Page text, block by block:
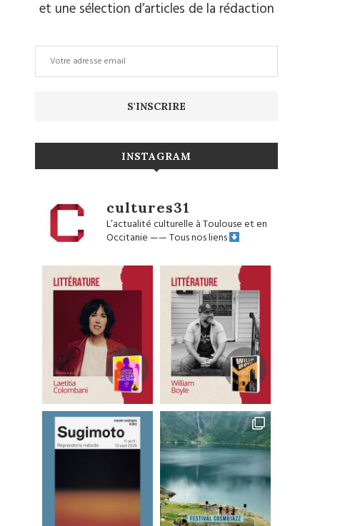
et une sélection d’articles de la rédaction
INSTAGRAM
cultures31
L’actualité culturelle à Toulouse et en
Occitanie——Tous nos liens